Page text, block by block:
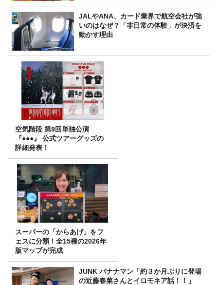
JALやANA、カード業界で航空会社が強
いのはなぜ？「非日常の体験」が決済を
動かす理由
空気階段 第9回単独公演
『●●●』 公式ツアーグッズの
詳細発表！
スーパーの「からあげ」をフ
ェスに分類！全15種の2026年
版マップが完成
JUNK バナナマン「約３か月ぶりに登場
の近藤春菜さんとイロモネア話！！」